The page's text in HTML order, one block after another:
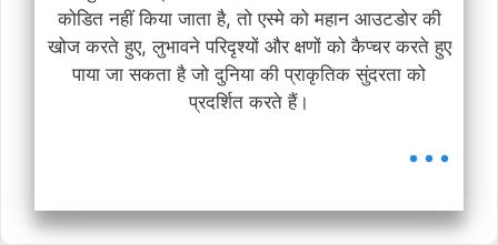
कोडित नहीं किया जाता है, तो एस्मे को महान आउटडोर की
खोज करते हुए, लुभावने परिदृश्यों और क्षणों को कैप्चर करते हुए
पाया जा सकता है जो दुनिया की प्राकृतिक सुंदरता को
प्रदर्शित करते हैं।
...